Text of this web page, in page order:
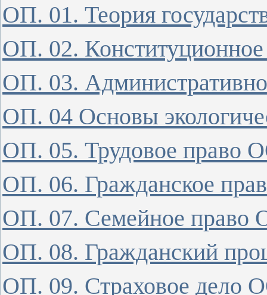
ОП. 01. Теория
ОП. 02.
ОП. 03.
ОП. 04 Основы
ОП. 05. Трудовое право
ОП. 06. Гражданское
ОП. 07. Семейное право
ОП. 08. Гражданский
ОП. 09. Страховое дело